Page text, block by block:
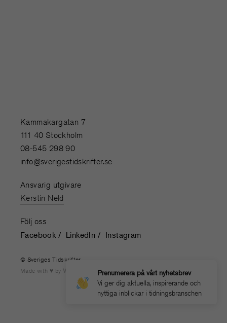
Prenumerera på vårt nyhetsbrev
Vi ger dig aktuella, inspirerande och
nyttiga inblickar i tidningsbranschen
Kammakargatan 7
111 40 Stockholm
08-545 298 90
info@sverigestidskrifter.se
Ansvarig utgivare
Kerstin Neld
Följ oss
Facebook LinkedIn Instagram
© Sveriges Tidskrifter
Made with
by WONDERFOUR